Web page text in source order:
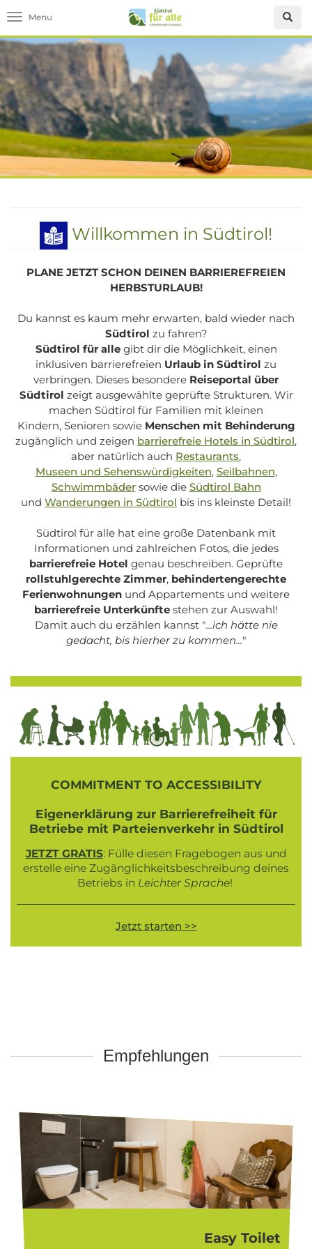
Toggle navigation
Willkommen in Südtirol!
PLANE JETZT SCHON DEINEN BARRIEREFREIEN
HERBSTURLAUB!
Du kannst es kaum mehr erwarten, bald wieder nach
Südtirol zu fahren?
Südtirol für allegibt dir die Möglichkeit, einen
inklusiven barrierefreien Urlaub in Südtirol zu
verbringen. Dieses besondere Reiseportal über
Südtirol zeigt ausgewählte geprüfte Strukturen. Wir
machen Südtirol für Familien mit kleinen
Kindern, Senioren sowie Menschen mit Behinderung
zugänglich und zeigen barrierefreie Hotels in Südtirol,
aber natürlich auch Restaurants,
Museen und Sehenswürdigkeiten, Seilbahnen,
Schwimmbädersowie die Südtirol Bahn
und Wanderungen in Südtirol bis ins kleinste Detail!
Südtirol für alle hat eine große Datenbank mit
Informationen und zahlreichen Fotos, die jedes
barrierefreie Hotel genau beschreiben. Geprüfte
rollstuhlgerechte Zimmer, behindertengerechte
Ferienwohnungen und Appartements und weitere
barrierefreie Unterkünfte stehen zur Auswahl!
Damit auch du erzählen kannst "...ich hätte nie
gedacht, bis hierher zu kommen..."
COMMITMENT TO ACCESSIBILITY
Eigenerklärung zur Barrierefreiheit für
Betriebe mit Parteienverkehr in Südtirol
JETZT GRATIS: Fülle diesen Fragebogen aus und
erstelle eine Zugänglichkeitsbeschreibung deines
Betriebs in Leichter Sprache!
Jetzt starten >>
Empfehlungen
Easy Toilet